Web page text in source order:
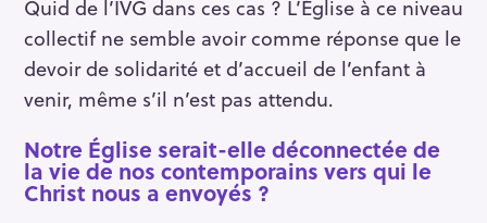
Quid de l’IVG dans ces cas ? L’Église à ce niveau
collectif ne semble avoir comme réponse que le
devoir de solidarité et d’accueil de l’enfant à
venir, même s’il n’est pas attendu.
Notre Église serait-elle déconnectée de
la vie de nos contemporains vers qui le
Christ nous a envoyés ?